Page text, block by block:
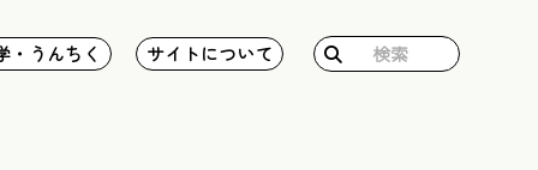
・うんちく サイトについて
索: